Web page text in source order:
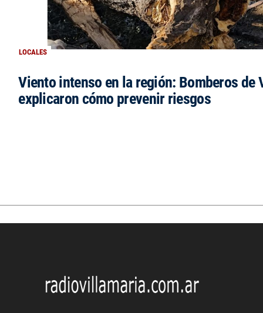
LOCALES
Viento intenso en la región: Bomberos de
explicaron cómo prevenir riesgos